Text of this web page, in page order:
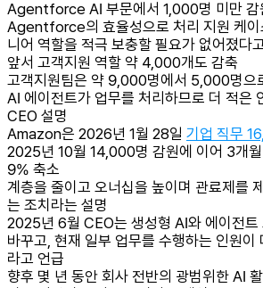
Agentforce AI 부문에서 1,000명 미만 감
Agentforce의 효율성으로 처리 지원 케이
니어 역할을 적극 보충할 필요가 없어졌다
앞서 고객지원 역할 약 4,000개도 감축
고객지원팀은 약 9,000명에서 5,000명으
AI 에이전트가 업무를 처리하므로 더 적은
CEO 설명
Amazon은 2026년 1월 28일 기업 직무
2025년 10월 14,000명 감원에 이어 3개
9% 축소
계층을 줄이고 오너십을 높이며 관료제를
는 조치라는 설명
2025년 6월 CEO는 생성형 AI와 에이전트
바꾸고, 현재 일부 업무를 수행하는 인원이
라고 언급
향후 몇 년 동안 회사 전반의 광범위한 AI